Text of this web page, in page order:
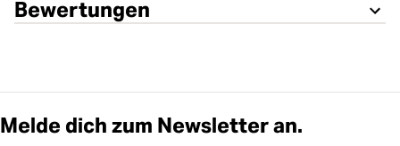
Bewertungen
Melde dich zum Newsletter an.